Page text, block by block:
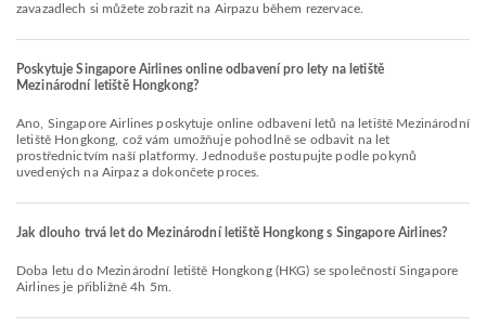
zavazadlech si můžete zobrazit na Airpazu během rezervace.
Poskytuje Singapore Airlines online odbavení pro lety na letiště
Mezinárodní letiště Hongkong?
Ano, Singapore Airlines poskytuje online odbavení letů na letiště Mezinárodní
letiště Hongkong, což vám umožňuje pohodlně se odbavit na let
prostřednictvím naší platformy. Jednoduše postupujte podle pokynů
uvedených na Airpaz a dokončete proces.
Jak dlouho trvá let do Mezinárodní letiště Hongkong s Singapore Airlines?
Doba letu do Mezinárodní letiště Hongkong (HKG) se společností Singapore
Airlines je přibližně 4h 5m.